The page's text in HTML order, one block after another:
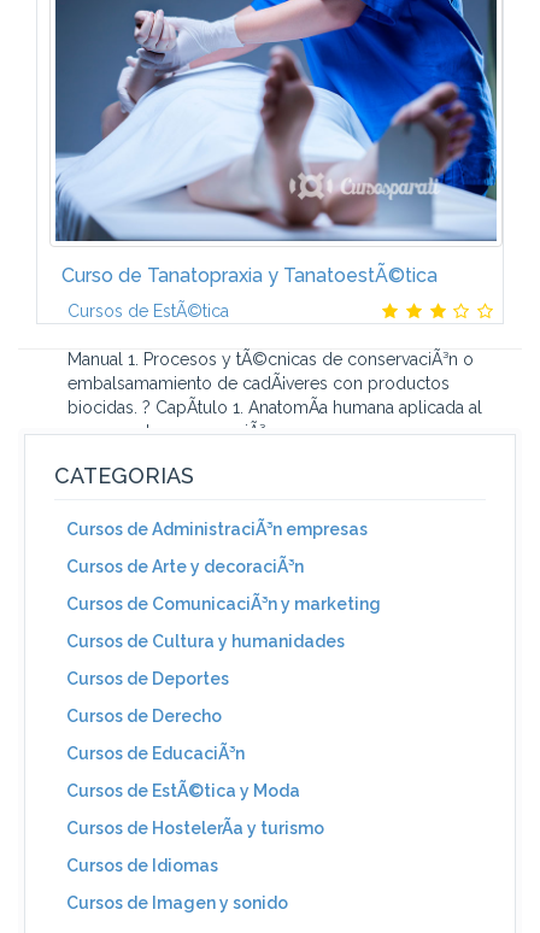
automatizaciÃ³n. Elementos de un sistema
automatizado. Estructura del autÃ³mata...
Curso de Tanatopraxia y TanatoestÃ©tica
Cursos de EstÃ©tica
Manual 1. Procesos y tÃ©cnicas de conservaciÃ³n o
embalsamamiento de cadÃ¡veres con productos
biocidas. ? CapÃ­tulo 1. AnatomÃ­a humana aplicada al
proceso de conservaciÃ³n y...
CATEGORIAS
Cursos de AdministraciÃ³n empresas
Cursos de Arte y decoraciÃ³n
Cursos de ComunicaciÃ³n y marketing
Cursos de Cultura y humanidades
Cursos de Deportes
Cursos de Derecho
Cursos de EducaciÃ³n
Cursos de EstÃ©tica y Moda
Cursos de HostelerÃ­a y turismo
Cursos de Idiomas
Cursos de Imagen y sonido